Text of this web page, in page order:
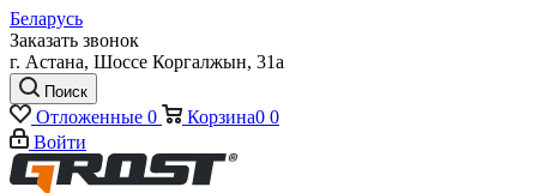
Беларусь
Заказать звонок
г. Астана, Шоссе Коргалжын, 31а
Поиск
Отложенные 0 Корзина0 0
Войти